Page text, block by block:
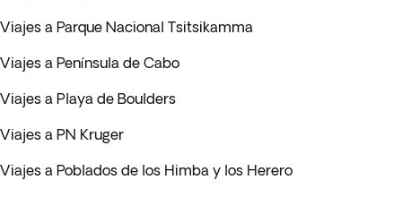
Viajes a Parque Nacional Tsitsikamma
Viajes a Península de Cabo
Viajes a Playa de Boulders
Viajes a PN Kruger
Viajes a Poblados de los Himba y los Herero